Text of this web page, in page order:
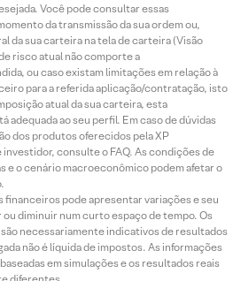
Você pode consultar essas
da transmissão da sua ordem ou,
da sua carteira na tela de carteira (Visão
risco atual não comporte a
ou caso existam limitações em relação à
para a referida aplicação/contratação, isto
atual da sua carteira, esta
adequada ao seu perfil. Em caso de dúvidas
dos produtos oferecidos pela XP
consulte o FAQ. As condições de
e o cenário macroeconômico podem afetar o
pode apresentar variações e seu
diminuir num curto espaço de tempo. Os
necessariamente indicativos de resultados
não é líquida de impostos. As informações
em simulações e os resultados reais